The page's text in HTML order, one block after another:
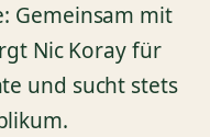
Gemeinsam mit
Nic Koray für
und sucht stets